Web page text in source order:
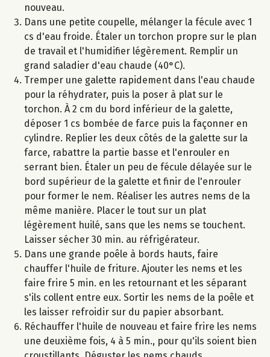
nouveau.
Dans une petite coupelle, mélanger la fécule avec 1
cs d'eau froide. Étaler un torchon propre sur le plan
de travail et l'humidifier légèrement. Remplir un
grand saladier d'eau chaude (40°C).
Tremper une galette rapidement dans l'eau chaude
pour la réhydrater, puis la poser à plat sur le
torchon. À 2 cm du bord inférieur de la galette,
déposer 1 cs bombée de farce puis la façonner en
cylindre. Replier les deux côtés de la galette sur la
farce, rabattre la partie basse et l'enrouler en
serrant bien. Étaler un peu de fécule délayée sur le
bord supérieur de la galette et finir de l'enrouler
pour former le nem. Réaliser les autres nems de la
même manière. Placer le tout sur un plat
légèrement huilé, sans que les nems se touchent.
Laisser sécher 30 min. au réfrigérateur.
Dans une grande poêle à bords hauts, faire
chauffer l'huile de friture. Ajouter les nems et les
faire frire 5 min. en les retournant et les séparant
s'ils collent entre eux. Sortir les nems de la poêle et
les laisser refroidir sur du papier absorbant.
Réchauffer l'huile de nouveau et faire frire les nems
une deuxième fois, 4 à 5 min., pour qu'ils soient bien